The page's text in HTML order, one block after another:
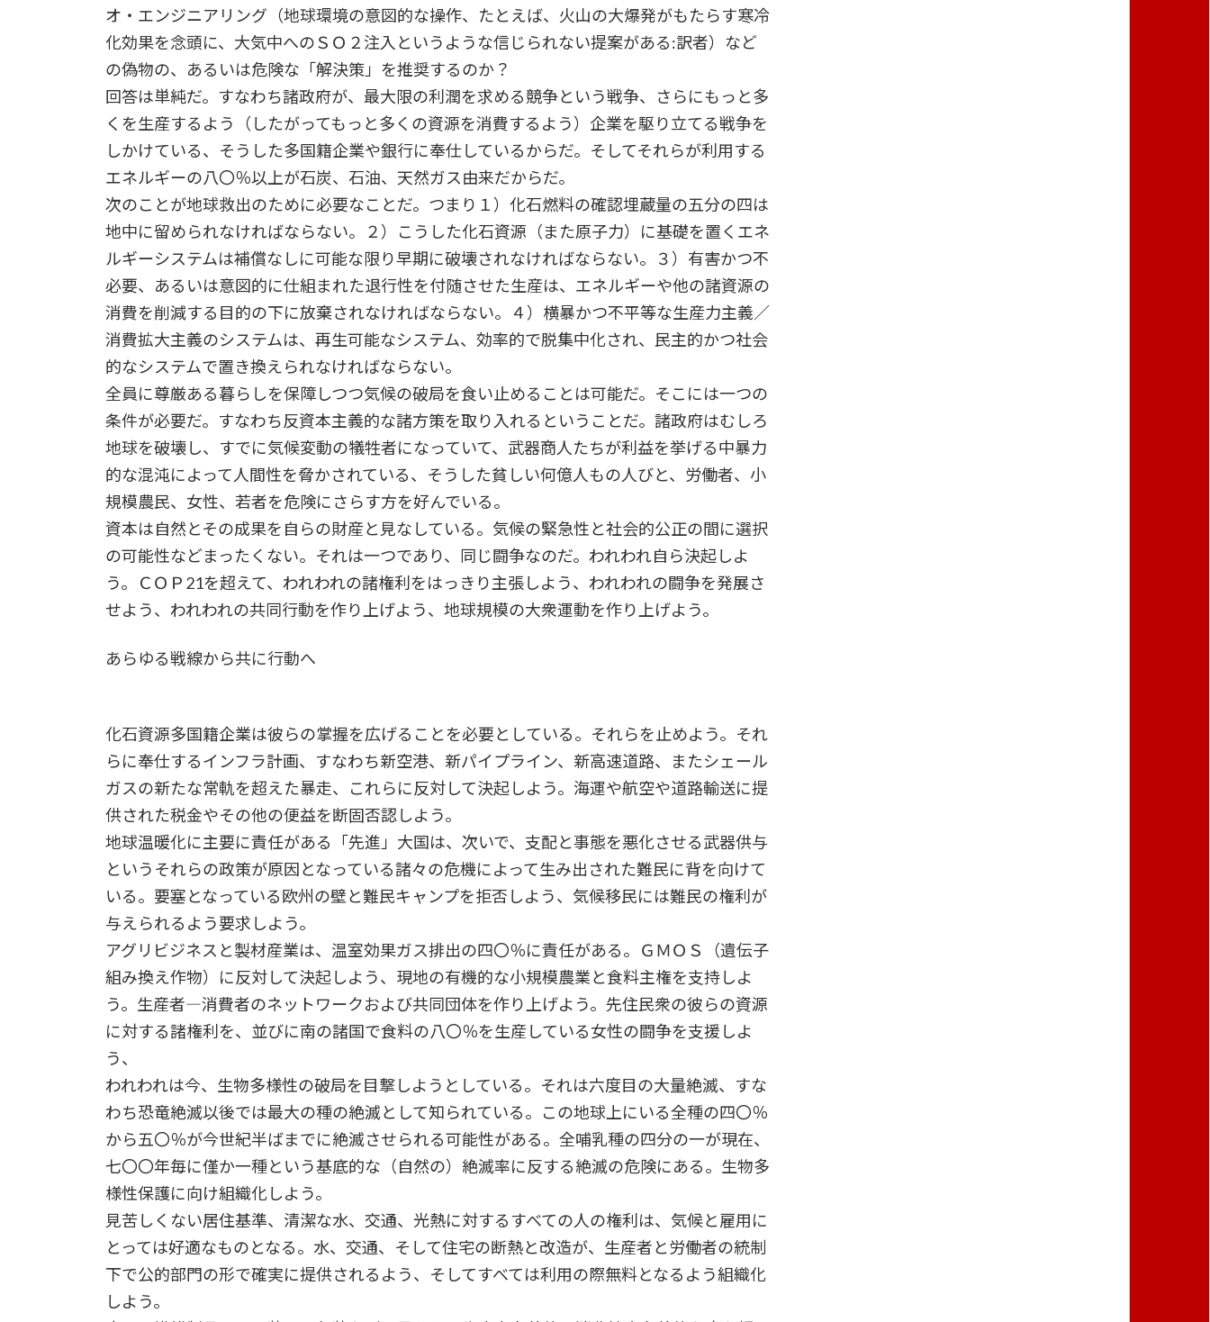
オ・エンジニアリング（地球環境の意図的な操作、たとえば、火山の大爆発がもたらす寒冷
化効果を念頭に、大気中へのＳＯ２注入というような信じられない提案がある:訳者）など
の偽物の、あるいは危険な「解決策」を推奨するのか？
回答は単純だ。すなわち諸政府が、最大限の利潤を求める競争という戦争、さらにもっと多
くを生産するよう（したがってもっと多くの資源を消費するよう）企業を駆り立てる戦争を
しかけている、そうした多国籍企業や銀行に奉仕しているからだ。そしてそれらが利用する
エネルギーの八〇％以上が石炭、石油、天然ガス由来だからだ。
次のことが地球救出のために必要なことだ。つまり１）化石燃料の確認埋蔵量の五分の四は
地中に留められなければならない。２）こうした化石資源（また原子力）に基礎を置くエネ
ルギーシステムは補償なしに可能な限り早期に破壊されなければならない。３）有害かつ不
必要、あるいは意図的に仕組まれた退行性を付随させた生産は、エネルギーや他の諸資源の
消費を削減する目的の下に放棄されなければならない。４）横暴かつ不平等な生産力主義／
消費拡大主義のシステムは、再生可能なシステム、効率的で脱集中化され、民主的かつ社会
的なシステムで置き換えられなければならない。
全員に尊厳ある暮らしを保障しつつ気候の破局を食い止めることは可能だ。そこには一つの
条件が必要だ。すなわち反資本主義的な諸方策を取り入れるということだ。諸政府はむしろ
地球を破壊し、すでに気候変動の犠牲者になっていて、武器商人たちが利益を挙げる中暴力
的な混沌によって人間性を脅かされている、そうした貧しい何億人もの人びと、労働者、小
規模農民、女性、若者を危険にさらす方を好んでいる。
資本は自然とその成果を自らの財産と見なしている。気候の緊急性と社会的公正の間に選択
の可能性などまったくない。それは一つであり、同じ闘争なのだ。われわれ自ら決起しよ
う。ＣＯＰ21を超えて、われわれの諸権利をはっきり主張しよう、われわれの闘争を発展さ
せよう、われわれの共同行動を作り上げよう、地球規模の大衆運動を作り上げよう。
あらゆる戦線から共に行動へ
化石資源多国籍企業は彼らの掌握を広げることを必要としている。それらを止めよう。それ
らに奉仕するインフラ計画、すなわち新空港、新パイプライン、新高速道路、またシェール
ガスの新たな常軌を超えた暴走、これらに反対して決起しよう。海運や航空や道路輸送に提
供された税金やその他の便益を断固否認しよう。
地球温暖化に主要に責任がある「先進」大国は、次いで、支配と事態を悪化させる武器供与
というそれらの政策が原因となっている諸々の危機によって生み出された難民に背を向けて
いる。要塞となっている欧州の壁と難民キャンプを拒否しよう、気候移民には難民の権利が
与えられるよう要求しよう。
アグリビジネスと製材産業は、温室効果ガス排出の四〇％に責任がある。ＧＭＯＳ（遺伝子
組み換え作物）に反対して決起しよう、現地の有機的な小規模農業と食料主権を支持しよ
う。生産者―消費者のネットワークおよび共同団体を作り上げよう。先住民衆の彼らの資源
に対する諸権利を、並びに南の諸国で食料の八〇％を生産している女性の闘争を支援しよ
う、
われわれは今、生物多様性の破局を目撃しようとしている。それは六度目の大量絶滅、すな
わち恐竜絶滅以後では最大の種の絶滅として知られている。この地球上にいる全種の四〇％
から五〇％が今世紀半ばまでに絶滅させられる可能性がある。全哺乳種の四分の一が現在、
七〇〇年毎に僅か一種という基底的な（自然の）絶滅率に反する絶滅の危険にある。生物多
様性保護に向け組織化しよう。
見苦しくない居住基準、清潔な水、交通、光熱に対するすべての人の権利は、気候と雇用に
とっては好適なものとなる。水、交通、そして住宅の断熱と改造が、生産者と労働者の統制
下で公的部門の形で確実に提供されるよう、そしてすべては利用の際無料となるよう組織化
しよう。